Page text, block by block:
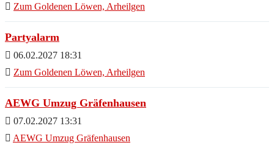
Zum Goldenen Löwen, Arheilgen
Partyalarm
06.02.2027 18:31
Zum Goldenen Löwen, Arheilgen
AEWG Umzug Gräfenhausen
07.02.2027 13:31
AEWG Umzug Gräfenhausen